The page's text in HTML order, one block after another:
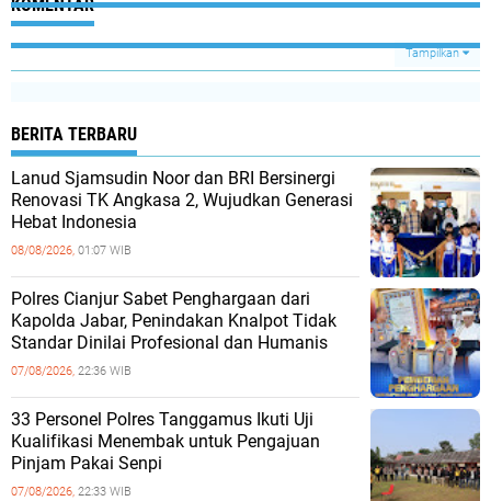
KOMENTAR
Tampilkan
BERITA TERBARU
Lanud Sjamsudin Noor dan BRI Bersinergi
Renovasi TK Angkasa 2, Wujudkan Generasi
Hebat Indonesia
08/08/2026, 01:07 WIB
Polres Cianjur Sabet Penghargaan dari
Kapolda Jabar, Penindakan Knalpot Tidak
Standar Dinilai Profesional dan Humanis
07/08/2026, 22:36 WIB
33 Personel Polres Tanggamus Ikuti Uji
Kualifikasi Menembak untuk Pengajuan
Pinjam Pakai Senpi
07/08/2026, 22:33 WIB